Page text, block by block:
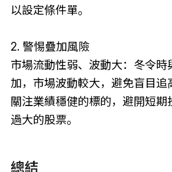
以設定條件單。
2. 警惕疊加風險
市場流動性弱、波動大：冬令時
加，市場波動較大，避免盲目追
關注業績穩健的標的，避開短期
過大的股票。
總結